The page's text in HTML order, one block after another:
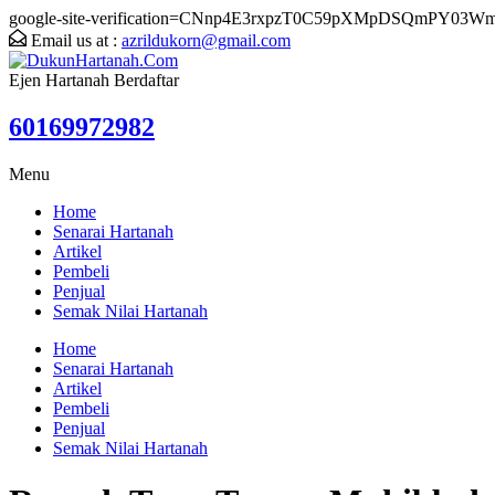
google-site-
Email us at : azrildukorn@gmail.com
Ejen Hartanah Berdaftar
60169972982
Menu
Home
Senarai Hartanah
Artikel
Pembeli
Penjual
Semak Nilai Hartanah
Home
Senarai Hartanah
Artikel
Pembeli
Penjual
Semak Nilai Hartanah